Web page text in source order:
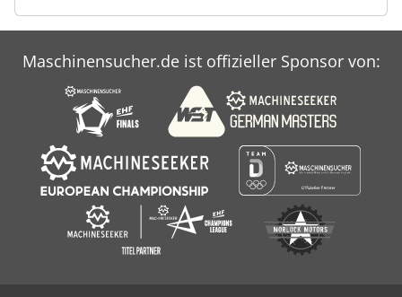
Maschinensucher.de ist offizieller Sponsor von: